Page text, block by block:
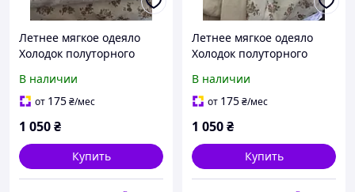
Летнее мягкое одеяло
Холодок полуторного
класса "А"
В наличии
от 175₴/мес
1 050₴
Купить
Летнее мягкое одеяло
Холодок полуторного
высшего класса
В наличии
от 175₴/мес
1 050₴
Купить